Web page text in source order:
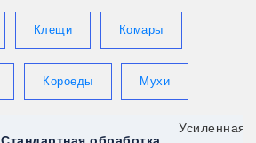
Клещи Комары
Короеды Мухи
Стандартная обработка
Усиленная